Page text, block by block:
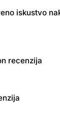
iskustvo
recenzija